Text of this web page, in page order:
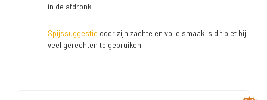
in de afdronk
Spijssuggestie door zijn zachte en volle smaak is dit biet bij
veel gerechten te gebruiken